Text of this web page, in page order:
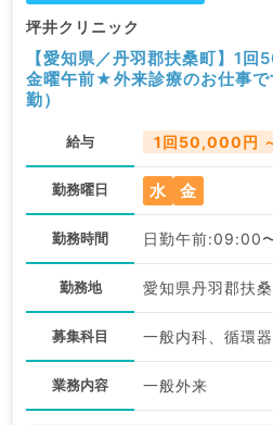
坪井クリニック
【愛知県／丹羽郡扶桑町】1
金曜午前★外来診療のお仕事で
勤）
給与 1回50,000円
勤務曜日 水 金
勤務時間 日勤午前:09:00
勤務地 愛知県丹羽郡扶
募集科目
業務内容 一般外来